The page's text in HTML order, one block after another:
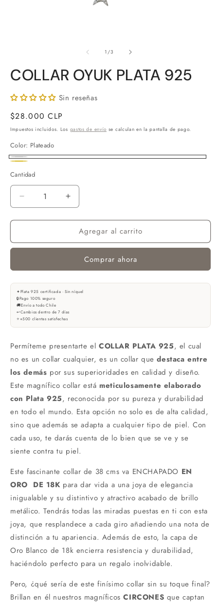
una
ventana
1/de
3
COLLAR OYUK PLATA 925
Sin reseñas
Precio
habitual
$28.000 CLP
Impuestos incluidos. Los gastos de envío se calculan en la pantalla de pago.
Color: Plateado
Plateado
Cantidad
Reducir
cantidad
para
OYUK
Aumentar
cantidad
para
COLLAR
OYUK
Agregar al carrito
Comprar ahora
✦Plata 925 certificada · Sin níquel
🔒Pago 100% seguro
🚚Envío a todo Chile
↩Cambios dentro de 7 días
⭐+500 clientas satisfechas
Permíteme presentarte el COLLAR PLATA 925, el cual
no es un collar cualquier, es un collar quedestaca entre
los demás por sus superioridades en calidad y diseño.
Este magnífico collar está meticulosamente elaborado
con Plata 925, reconocida por su pureza y durabilidad
en todo el mundo. Esta opción no solo es de alta calidad,
sino que además se adapta a cualquier tipo de piel. Con
cada uso, te darás cuenta de lo bien que se ve y se
siente contra tu piel.
Este fascinante collar de 38 cms va ENCHAPADO EN
ORO DE 18Kpara dar vida a una joya de elegancia
inigualable y su distintivo y atractivo acabado de brillo
metálico. Tendrás todas las miradas puestas en ti con esta
joya, que resplandece a cada giro añadiendo una nota de
distinción a tu apariencia. Además de esto, la capa de
Oro Blanco de 18k encierra resistencia y durabilidad,
haciéndolo perfecto para un regalo inolvidable.
Pero, ¿qué sería de este finísimo collar sin su toque final?
Brillan en él nuestros magníficosCIRCONES que captan